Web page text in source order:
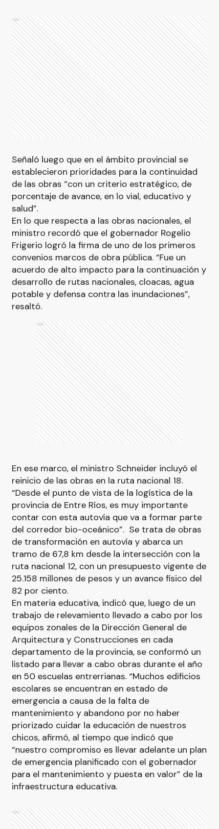
Ads
Señaló luego que en el ámbito provincial se
establecieron prioridades para la continuidad
de las obras “con un criterio estratégico, de
porcentaje de avance, en lo vial, educativo y
salud”.
En lo que respecta a las obras nacionales, el
ministro recordó que el gobernador Rogelio
Frigerio logró la firma de uno de los primeros
convenios marcos de obra pública. “Fue un
acuerdo de alto impacto para la continuación y
desarrollo de rutas nacionales, cloacas, agua
potable y defensa contra las inundaciones”,
resaltó.
Ads
En ese marco, el ministro Schneider incluyó el
reinicio de las obras en la ruta nacional 18.
“Desde el punto de vista de la logística de la
provincia de Entre Ríos, es muy importante
contar con esta autovía que va a formar parte
del corredor bio-oceánico”. Se trata de obras
de transformación en autovía y abarca un
tramo de 67,8 km desde la intersección con la
ruta nacional 12, con un presupuesto vigente de
25.158 millones de pesos y un avance físico del
82 por ciento.
En materia educativa, indicó que, luego de un
trabajo de relevamiento llevado a cabo por los
equipos zonales de la Dirección General de
Arquitectura y Construcciones en cada
departamento de la provincia, se conformó un
listado para llevar a cabo obras durante el año
en 50 escuelas entrerrianas. “Muchos edificios
escolares se encuentran en estado de
emergencia a causa de la falta de
mantenimiento y abandono por no haber
priorizado cuidar la educación de nuestros
chicos, afirmó, al tiempo que indicó que
“nuestro compromiso es llevar adelante un plan
de emergencia planificado con el gobernador
para el mantenimiento y puesta en valor” de la
infraestructura educativa.
Ads